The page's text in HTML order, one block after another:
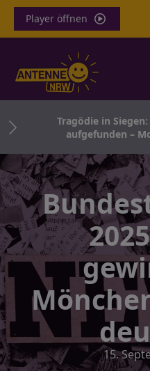
Player öffnen
Tragödie in Siegen:
aufgefunden –
15.